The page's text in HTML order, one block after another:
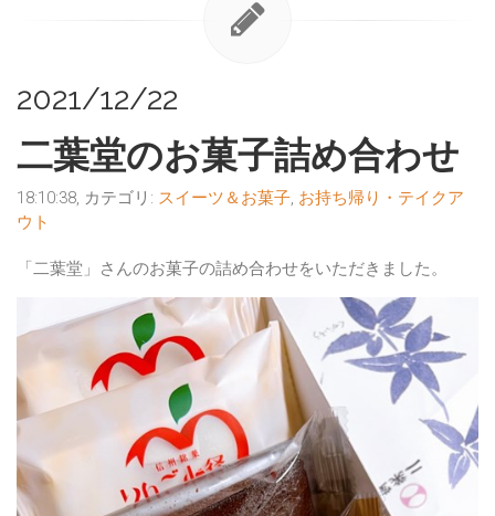
2021/12/22
二葉堂のお菓子詰め合わせ
18:10:38, カテゴリ: スイーツ＆お菓子, お持ち帰り・テイクア
ウト
「二葉堂」さんのお菓子の詰め合わせをいただきました。